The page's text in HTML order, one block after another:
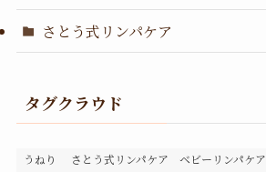
さとう式リンパケア
タグクラウド
うねり さとう式リンパケア ベビーリンパケア